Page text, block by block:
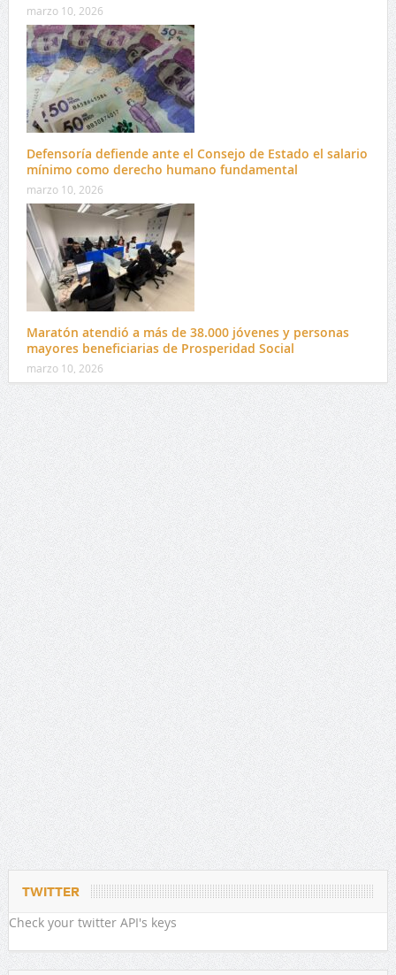
marzo 10, 2026
Defensoría defiende ante el Consejo de Estado el salario
mínimo como derecho humano fundamental
marzo 10, 2026
Maratón atendió a más de 38.000 jóvenes y personas
mayores beneficiarias de Prosperidad Social
marzo 10, 2026
TWITTER
Check your twitter API's keys